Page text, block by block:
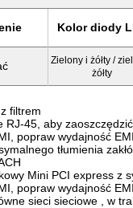
Kolor diody
Zielony i żółty /
żółty
filtrem
RJ-45, aby
popraw wydajność EMI
tłumienia
Mini PCI express z
popraw wydajność EMI
sieci sieciowe , w